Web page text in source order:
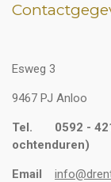
Esweg 3
9467 PJ Anloo
Tel. 0592 -
ochtenduren)
Email